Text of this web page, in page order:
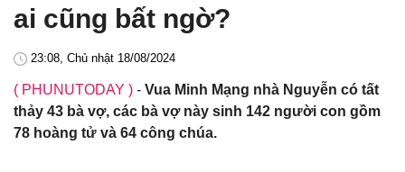
ai cũng bất ngờ?
23:08, Chủ nhật 18/08/2024
( PHUNUTODAY ) - Vua Minh Mạng nhà Nguyễn có tất
thảy 43 bà vợ, các bà vợ này sinh 142 người con gồm
78 hoàng tử và 64 công chúa.